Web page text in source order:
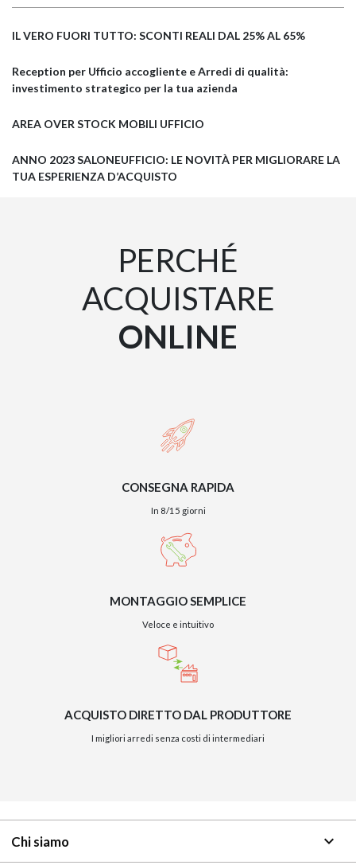
IL VERO FUORI TUTTO: SCONTI REALI DAL 25% AL 65%
Reception per Ufficio accogliente e Arredi di qualità:
investimento strategico per la tua azienda
AREA OVER STOCK MOBILI UFFICIO
ANNO 2023 SALONEUFFICIO: LE NOVITÀ PER MIGLIORARE LA
TUA ESPERIENZA D’ACQUISTO
PERCHÉ
ACQUISTARE
ONLINE
CONSEGNA RAPIDA
In 8/15 giorni
MONTAGGIO SEMPLICE
Veloce e intuitivo
ACQUISTO DIRETTO DAL PRODUTTORE
I migliori arredi senza costi di intermediari
Chi siamo keyboard_arrow_down